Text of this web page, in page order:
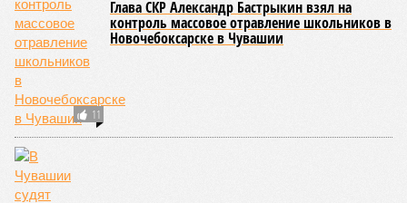
В регионе учреждены удостоверения мастеров спорта по борьбе керешу
(фото: wikimedia commons/Ilsurikat)
В Чувашской Республике последовательно реализуются меры,
направленные на повышение статуса и институциональное
развитие национальной борьбы на поясах керешу.
Региональные власти не ограничились